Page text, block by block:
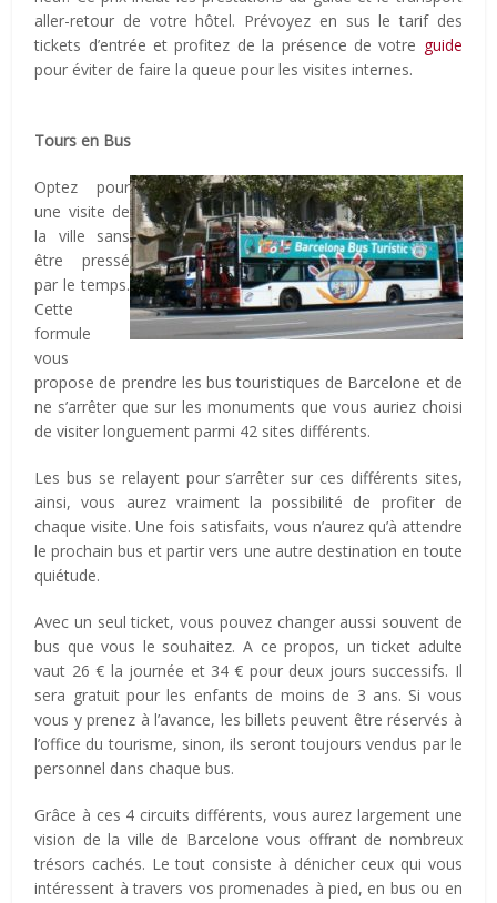
aller-retour de votre hôtel. Prévoyez en sus le tarif des
tickets d’entrée et profitez de la présence de votre guide
pour éviter de faire la queue pour les visites internes.
Tours en Bus
Optez pour
une visite de
la ville sans
être pressé
par le temps.
Cette
formule
vous
propose de prendre les bus touristiques de Barcelone et de
ne s’arrêter que sur les monuments que vous auriez choisi
de visiter longuement parmi 42 sites différents.
Les bus se relayent pour s’arrêter sur ces différents sites,
ainsi, vous aurez vraiment la possibilité de profiter de
chaque visite. Une fois satisfaits, vous n’aurez qu’à attendre
le prochain bus et partir vers une autre destination en toute
quiétude.
Avec un seul ticket, vous pouvez changer aussi souvent de
bus que vous le souhaitez. A ce propos, un ticket adulte
vaut 26 € la journée et 34 € pour deux jours successifs. Il
sera gratuit pour les enfants de moins de 3 ans. Si vous
vous y prenez à l’avance, les billets peuvent être réservés à
l’office du tourisme, sinon, ils seront toujours vendus par le
personnel dans chaque bus.
Grâce à ces 4 circuits différents, vous aurez largement une
vision de la ville de Barcelone vous offrant de nombreux
trésors cachés. Le tout consiste à dénicher ceux qui vous
intéressent à travers vos promenades à pied, en bus ou en